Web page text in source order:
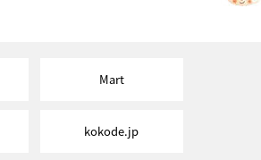
Mart
kokode.jp